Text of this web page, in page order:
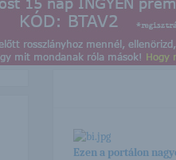
Ezen a portálon